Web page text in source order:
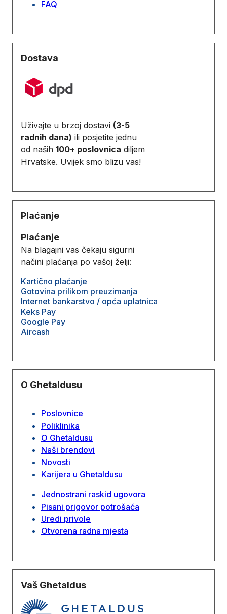
FAQ
Dostava
Uživajte u brzoj dostavi (3-5
radnih dana) ili posjetite jednu
od naših 100+ poslovnica diljem
Hrvatske. Uvijek smo blizu vas!
Plaćanje
Plaćanje
Na blagajni vas čekaju sigurni
načini plaćanja po vašoj želji:
Kartično plaćanje
Gotovina prilikom preuzimanja
Internet bankarstvo / opća uplatnica
Keks Pay
Google Pay
Aircash
O Ghetaldusu
Poslovnice
Poliklinika
O Ghetaldusu
Naši brendovi
Novosti
Karijera u Ghetaldusu
Jednostrani raskid ugovora
Pisani prigovor potrošaća
Uredi privole
Otvorena radna mjesta
Vaš Ghetaldus